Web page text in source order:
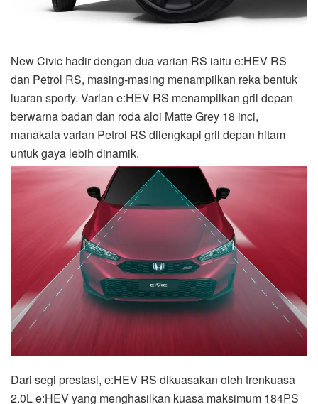
New Civic hadir dengan dua varian RS iaitu e:HEV RS
dan Petrol RS, masing-masing menampilkan reka bentuk
luaran sporty. Varian e:HEV RS menampilkan gril depan
berwarna badan dan roda aloi Matte Grey 18 inci,
manakala varian Petrol RS dilengkapi gril depan hitam
untuk gaya lebih dinamik.
Dari segi prestasi, e:HEV RS dikuasakan oleh trenkuasa
2.0L e:HEV yang menghasilkan kuasa maksimum 184PS